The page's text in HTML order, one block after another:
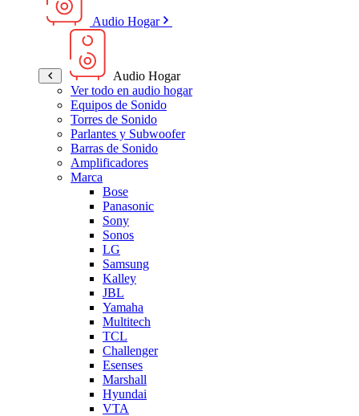
Audio Hogar
Audio Hogar
Ver todo en audio hogar
Equipos de Sonido
Torres de Sonido
Parlantes y Subwoofer
Barras de Sonido
Amplificadores
Marca
Bose
Panasonic
Sony
Sonos
LG
Samsung
Kalley
JBL
Yamaha
Multitech
TCL
Challenger
Esenses
Marshall
Hyundai
VTA